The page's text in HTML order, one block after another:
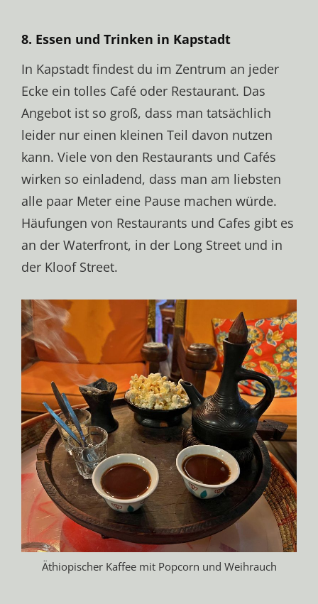
8. Essen und Trinken in Kapstadt
In Kapstadt findest du im Zentrum an jeder
Ecke ein tolles Café oder Restaurant. Das
Angebot ist so groß, dass man tatsächlich
leider nur einen kleinen Teil davon nutzen
kann. Viele von den Restaurants und Cafés
wirken so einladend, dass man am liebsten
alle paar Meter eine Pause machen würde.
Häufungen von Restaurants und Cafes gibt es
an der Waterfront, in der Long Street und in
der Kloof Street.
Äthiopischer Kaffee mit Popcorn und Weihrauch